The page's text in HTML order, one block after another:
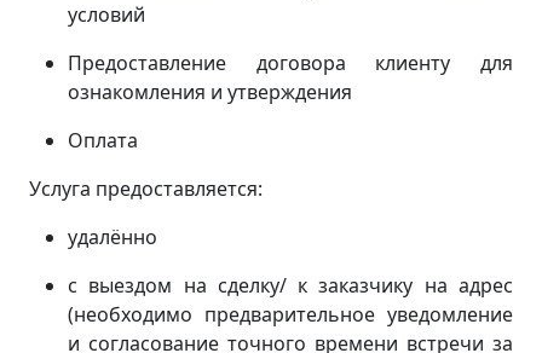
условий
Предоставление договора клиенту для
ознакомления и утверждения
Оплата
Услуга предоставляется:
удалённо
с выездом на сделку/ к заказчику на адрес
(необходимо предварительное уведомление
и согласование точного времени встречи за